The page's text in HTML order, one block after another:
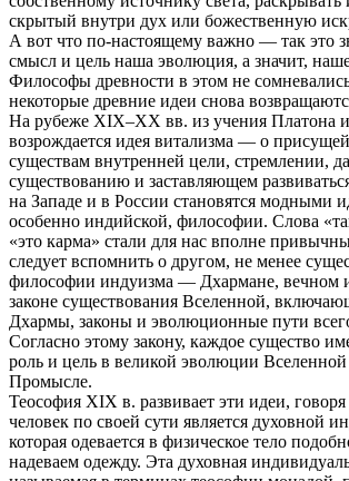
скрытый внутри дух или божественную
А вот что по-настоящему важно — так это
смысл и цель наша эволюция, а значит,
Философы древности в этом не
некоторые древние идеи снова
На рубеже XIX–XX вв. из учения Платона
возрождается идея витализма — о
существам внутренней цели, стремлении,
существованию и заставляющем
на Западе и в России становятся модными
особенно индийской, философии. Слова
«это карма» стали для нас вполне
следует вспомнить о другом, не менее
философии индуизма — Дхармане, вечном
законе существования Вселенной,
Дхармы, законы и эволюционные пути
Согласно этому закону, каждое существо
роль и цель в великой эволюции
Промысле.
Теософия XIX в. развивает эти идеи,
человек по своей сути является духовной
которая одевается в физическое тело
надеваем одежду. Эта духовная